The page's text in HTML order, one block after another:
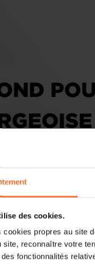
des cookies.
cookies propres au site
site, reconnaître votre
fonctionnalités